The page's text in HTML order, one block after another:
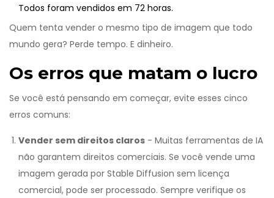
Todos foram vendidos em 72 horas.
Quem tenta vender o mesmo tipo de imagem que todo
mundo gera? Perde tempo. E dinheiro.
Os erros que matam o lucro
Se você está pensando em começar, evite esses cinco
erros comuns:
Vender sem direitos claros - Muitas ferramentas de IA
não garantem direitos comerciais. Se você vende uma
imagem gerada por Stable Diffusion sem licença
comercial, pode ser processado. Sempre verifique os